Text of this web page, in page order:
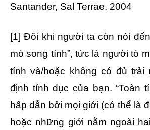
Santander, Sal Terrae, 2004
[1] Đôi khi người ta còn nói
mò song tính”, tức là người tò
tính và/hoặc không có đủ trải
định tính dục của bạn. “Toàn
hấp dẫn bởi mọi giới (có thể là
hoặc những giới nằm ngoài